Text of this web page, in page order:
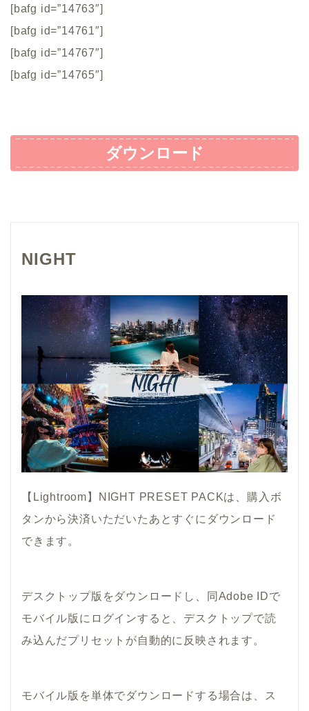
[bafg id=”14763″]
[bafg id=”14761″]
[bafg id=”14767″]
[bafg id=”14765″]
ダウンロード
NIGHT
【Lightroom】NIGHT PRESET PACKは、購入ボ
タンから決済いただいたあとすぐにダウンロード
できます。
デスクトップ版をダウンロードし、同Adobe IDで
モバイル版にログインすると、デスクトップで読
み込んだプリセットが自動的に反映されます。
モバイル版を単体でダウンロードする場合は、ス